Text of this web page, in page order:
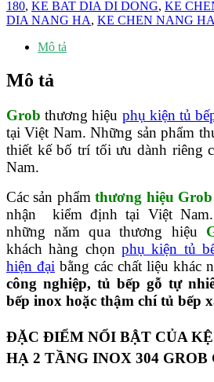
180, KE BAT DIA DI DONG, KE
DIA NANG HA, KE CHEN NANG
Mô tả
Mô tả
Grob thương hiệu phụ kiện tủ
tại Việt Nam. Những sản phẩm
thiết kế bố trí tối ưu dành riêng
Nam.
Các sản phẩmthương hiệu Grob
nhận kiểm định tại Việt
những năm qua thương hiệu
khách hàng chọnphụ kiện tủ
hiện đại bằng các chất liệu khác
công nghiệp, tủ bếp gỗ tự
bếp inox hoặc thậm chí tủ bếp
ĐẶC ĐIỂM NỔI BẬT CỦA
HẠ 2 TẦNG INOX 304 GROB